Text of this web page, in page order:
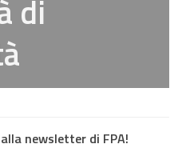
di
newsletter di FPA!